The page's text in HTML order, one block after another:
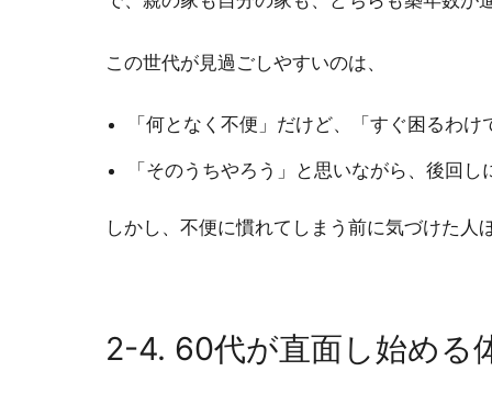
この世代が見過ごしやすいのは、
「何となく不便」だけど、「すぐ困るわけ
「そのうちやろう」と思いながら、後回し
しかし、不便に慣れてしまう前に気づけた
2-4. 60代が直面し始める